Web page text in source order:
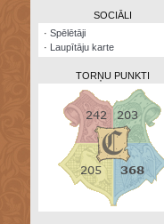
SOCIĀLI
· Spēlētāji
· Laupītāju karte
TORŅU PUNKTI